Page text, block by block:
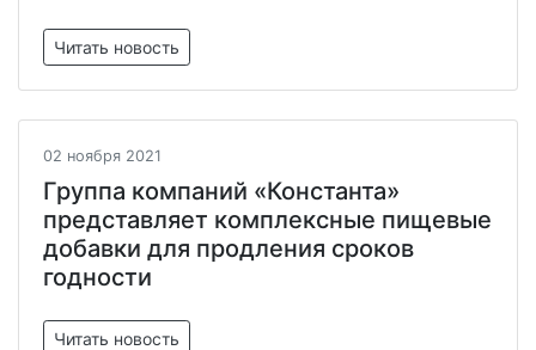
Читать новость
02 ноября 2021
Группа компаний «Константа»
представляет комплексные пищевые
добавки для продления сроков
годности
Читать новость